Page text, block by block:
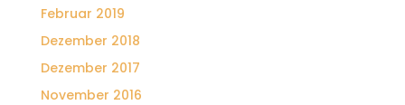
Februar 2019
Dezember 2018
Dezember 2017
November 2016